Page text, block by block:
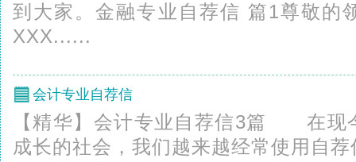
到大家。金融专业自荐信 篇1尊敬
XXX......
会计专业自荐信
【精华】会计专业自荐信3篇 在现
成长的社会，我们越来越经常使用自